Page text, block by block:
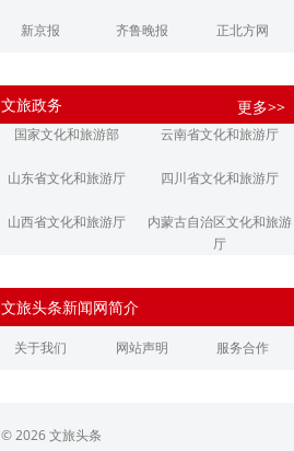
新京报 齐鲁晚报 正北方网
江南都市报 潇湘晨报
文旅政务 更多>>
国家文化和旅游部 云南省文化和旅游厅
山东省文化和旅游厅 四川省文化和旅游厅
山西省文化和旅游厅
内蒙古自治区文化和旅游
厅
浙江省文化和旅游厅
江西省文化和旅游厅 河南省文化和旅游厅
广东省文化和旅游厅
文旅头条新闻网简介
关于我们 网站声明 服务合作
© 2026 文旅头条